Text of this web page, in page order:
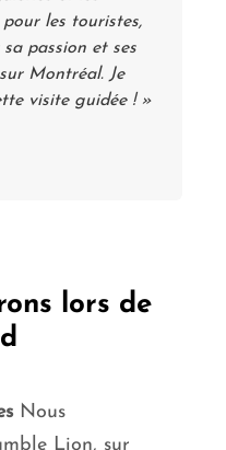
les touristes,
passion et ses
Montréal. Je
visite guidée ! »
lors de
Nous
Lion, sur